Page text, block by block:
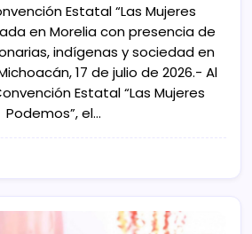
Estatal “Las Mujeres
en Morelia con presencia de
indígenas y sociedad en
17 de julio de 2026.- Al
Estatal “Las Mujeres
Podemos”, el…